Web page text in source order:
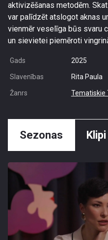
aktivizēšanas metodēm.
var palīdzēt atslogot aknas
vienmēr veselīga būs svaru
un sievietei piemēroti
Gads 2025
Slavenības Rita Paula
Žanrs Tematiskie
Sezonas Klipi